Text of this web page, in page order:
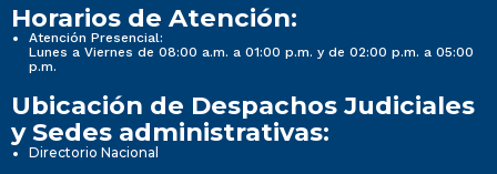
Horarios de Atención:
Atención Presencial:
Lunes a Viernes de 08:00 a.m. a 01:00 p.m. y de 02:00 p.m. a 05:00
p.m.
Ubicación de Despachos Judiciales
y Sedes administrativas:
Directorio Nacional